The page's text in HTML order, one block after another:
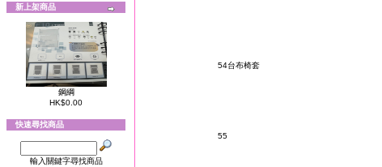
新上架商品
鋼綱
HK$0.00
快速尋找商品
輸入關鍵字尋找商品
54台布椅套
55